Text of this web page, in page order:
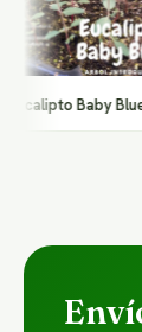
Baby Blue